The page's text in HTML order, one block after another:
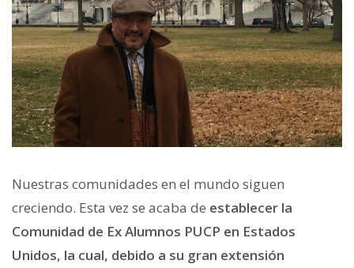
Nuestras comunidades en el mundo siguen
creciendo. Esta vez se acaba de establecer la
Comunidad de Ex Alumnos PUCP en Estados
Unidos, la cual, debido a su gran extensión